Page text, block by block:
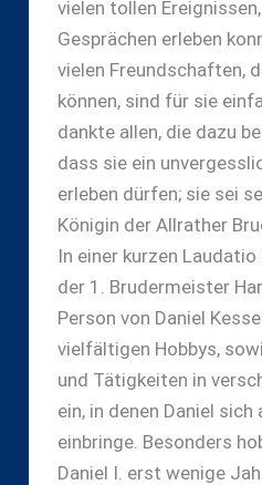
vielen tollen
Gesprächen erleben
vielen Freundschaften,
können, sind für sie
dankte allen, die dazu
dass sie ein
erleben dürfen; sie sei
Königin der Allrather
In einer kurzen
der 1. Brudermeister
Person von Daniel
vielfältigen Hobbys,
und Tätigkeiten in
ein, in denen Daniel
einbringe. Besonders
Daniel I. erst wenige